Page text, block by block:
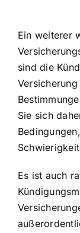
Ein weiterer
sind die
Sie sich
Es ist auch